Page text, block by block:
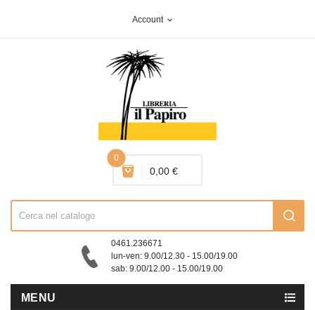
Account expand_more
0
0,00 €
0461.236671
lun-ven: 9.00/12.30 - 15.00/19.00
sab: 9.00/12.00 - 15.00/19.00
MENU